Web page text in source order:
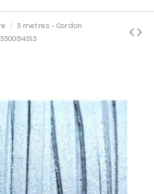
5 metres - Cordon